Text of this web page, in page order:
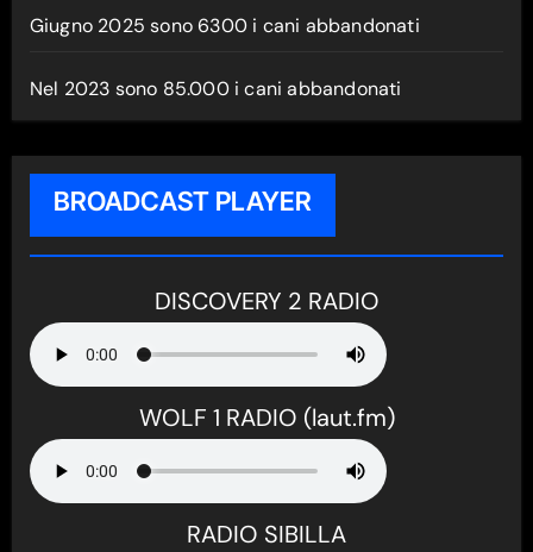
Giugno 2025 sono 6300 i cani abbandonati
Nel 2023 sono 85.000 i cani abbandonati
BROADCAST PLAYER
DISCOVERY 2 RADIO
WOLF 1 RADIO (laut.fm)
RADIO SIBILLA